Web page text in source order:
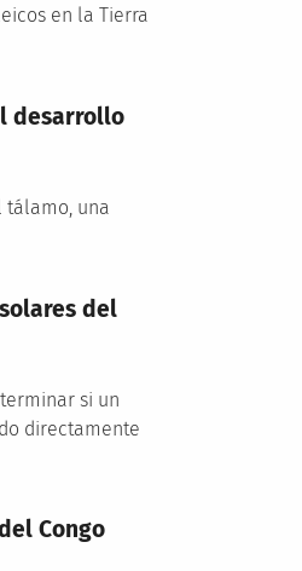
en la Tierra
desarrollo
una
del
si un
directamente
Congo